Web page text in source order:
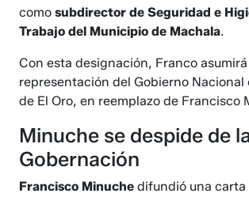
comosubdirector de Seguridad e
Trabajo del Municipio de Machala.
Con esta designación, Franco asumirá
representación del Gobierno Nacional
de El Oro, en reemplazo de Francisco
Minuche se despide de
Gobernación
Francisco Minuchedifundió una carta